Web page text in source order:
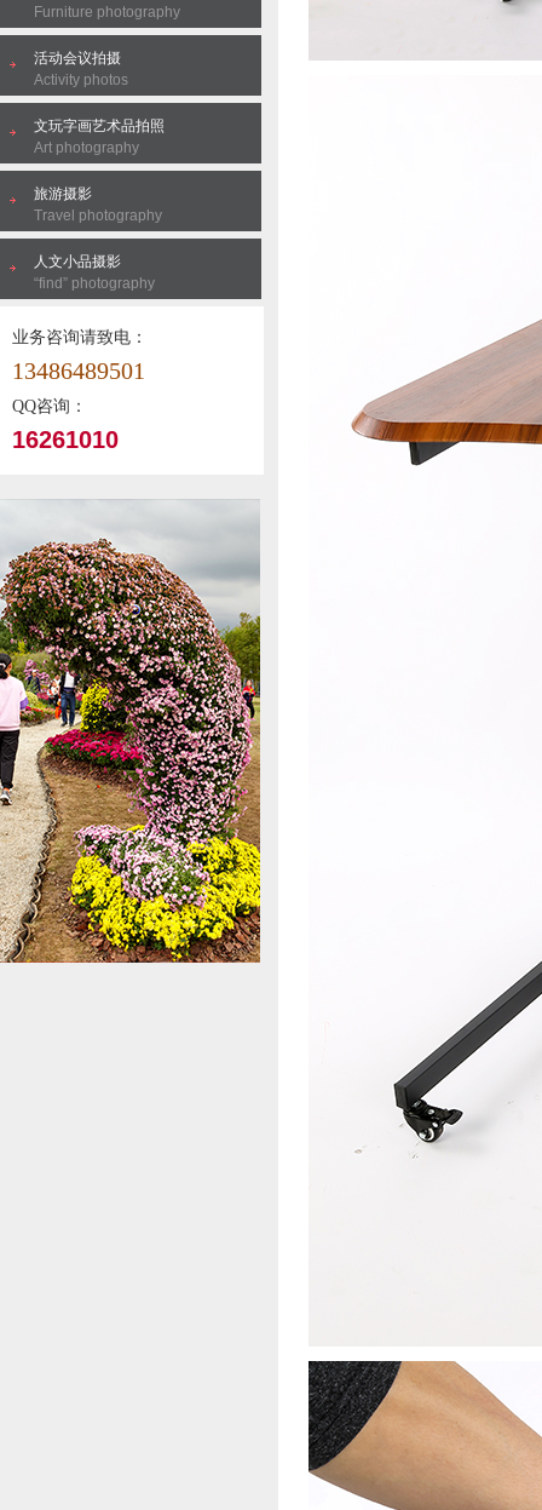
Furniture photography
活动会议拍摄
Activity photos
文玩字画艺术品拍照
Art photography
旅游摄影
Travel photography
人文小品摄影
“find” photography
业务咨询请致电：
13486489501
QQ咨询：
16261010